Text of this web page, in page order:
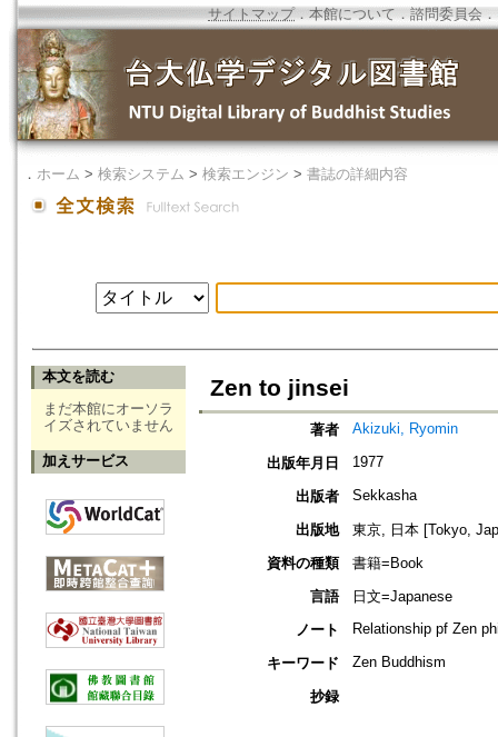
サイトマップ．本館について ． 諮問委員会 ．
． ホーム > 検索システム > 検索エンジン > 書誌の詳細内容
本文を読む
まだ本館にオーソラ
イズされていません
加えサービス
Zen to jinsei
著者 Akizuki, Ryomin
出版年月日 1977
出版者 Sekkasha
出版地
東京, 日本 [Tokyo,
資料の種類
書籍=Book
言語
日文=Japanese
ノート
Relationship pf Zen
キーワード Zen Buddhism
抄録